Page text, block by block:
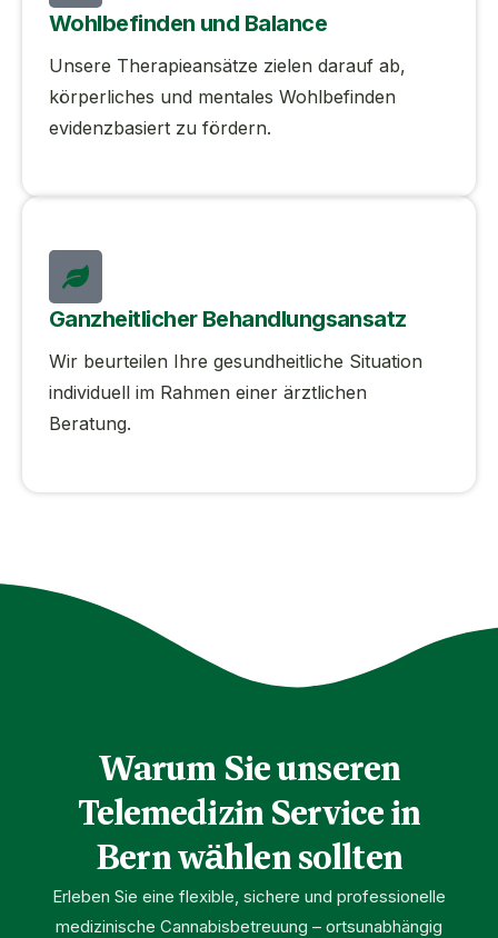
Wohlbefinden und Balance
Unsere Therapieansätze zielen darauf ab,
körperliches und mentales Wohlbefinden
evidenzbasiert zu fördern.
Ganzheitlicher Behandlungsansatz
Wir beurteilen Ihre gesundheitliche Situation
individuell im Rahmen einer ärztlichen
Beratung.
Warum Sie unseren
Telemedizin Service in
Bern wählen sollten
Erleben Sie eine flexible, sichere und professionelle
medizinische Cannabisbetreuung – ortsunabhängig